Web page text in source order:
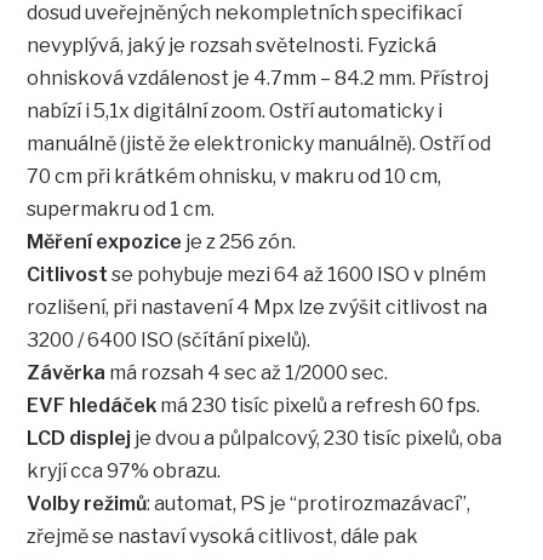
dosud uveřejněných nekompletních specifikací
nevyplývá, jaký je rozsah světelnosti. Fyzická
ohnisková vzdálenost je 4.7mm – 84.2 mm. Přístroj
nabízí i 5,1x digitální zoom. Ostří automaticky i
manuálně (jistě že elektronicky manuálně). Ostří od
70 cm při krátkém ohnisku, v makru od 10 cm,
supermakru od 1 cm.
Měření expozice je z 256 zón.
Citlivostse pohybuje mezi 64 až 1600 ISO v plném
rozlišení, při nastavení 4 Mpx lze zvýšit citlivost na
3200 / 6400 ISO (sčítání pixelů).
Závěrka má rozsah 4 sec až 1/2000 sec.
EVF hledáček má 230 tisíc pixelů a refresh 60 fps.
LCD displej je dvou a půlpalcový, 230 tisíc pixelů, oba
kryjí cca 97% obrazu.
Volby režimů: automat, PS je “protirozmazávací”,
zřejmě se nastaví vysoká citlivost, dále pak